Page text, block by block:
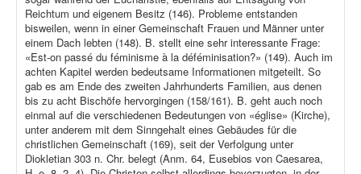
Reichtum und eigenem Besitz (146). Probleme entstanden
bisweilen, wenn in einer Gemeinschaft Frauen und Männer unter
einem Dach lebten (148). B. stellt eine sehr interessante Frage:
«Est-on passé du féminisme à la déféminisation?» (149). Auch im
achten Kapitel werden bedeutsame Informationen mitgeteilt. So
gab es am Ende des zweiten Jahrhunderts Familien, aus denen
bis zu acht Bischöfe hervorgingen (158/161). B. geht auch noch
einmal auf die verschiedenen Bedeutungen von «église» (Kirche),
unter anderem mit dem Sinngehalt eines Gebäudes für die
christlichen Gemeinschaft (169), seit der Verfolgung unter
Diokletian 303 n. Chr. belegt (Anm. 64, Eusebios von Caesarea,